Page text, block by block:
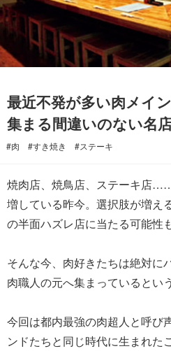
最近不発が多い肉メイ
集まる間違いのない名
#肉 #すき焼き #ステーキ
焼肉店、焼鳥店、ステーキ店
増している昨今。選択肢が増え
の半面ハズレ店に当たる可能性
そんな今、肉好きたちは絶対に
肉職人の元へ集まっているという
今回は都内最強の肉超人と呼び
ンドたちと同じ時代に生まれた